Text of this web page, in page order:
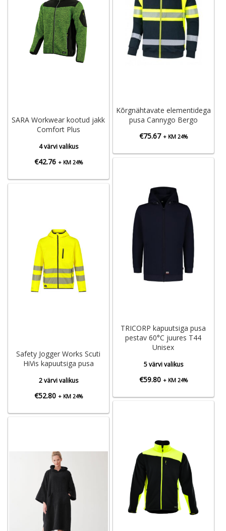
Kõrgnähtavate elementidega
pusa Cannygo Bergo
€75.67 + KM 24%
SARA Workwear kootud jakk
Comfort Plus
4 värvi valikus
€42.76 + KM 24%
TRICORP kapuutsiga pusa
pestav 60°C juures T44
Unisex
5 värvi valikus
€59.80 + KM 24%
Safety Jogger Works Scuti
HiVis kapuutsiga pusa
2 värvi valikus
€52.80 + KM 24%